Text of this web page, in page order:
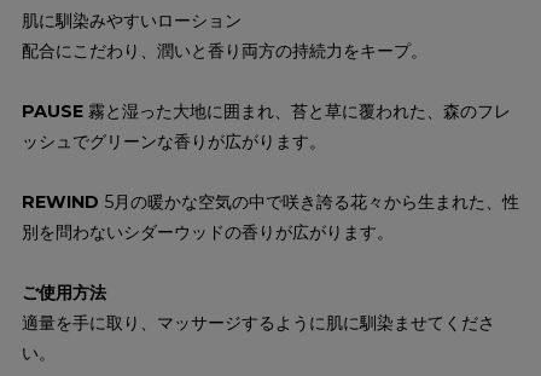
肌に馴染みやすいローション
配合にこだわり、潤いと香り両方の持続力をキープ。
PAUSE霧と湿った大地に囲まれ、苔と草に覆われた、森のフレ
ッシュでグリーンな香りが広がります。
REWIND 5月の暖かな空気の中で咲き誇る花々から生まれた、性
別を問わないシダーウッドの香りが広がります。
ご使用方法
適量を手に取り、マッサージするように肌に馴染ませてくださ
い。